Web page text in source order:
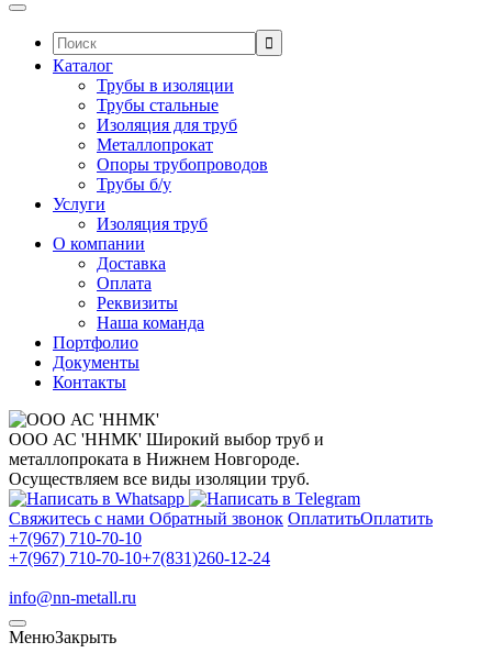
Поиск:
Каталог
Трубы в изоляции
Трубы стальные
Изоляция для труб
Металлопрокат
Опоры трубопроводов
Трубы б/у
Услуги
Изоляция труб
О компании
Доставка
Оплата
Реквизиты
Наша команда
Портфолио
Документы
Контакты
ООО АС 'ННМК' Широкий выбор труб и
металлопроката в Нижнем Новгороде.
Осуществляем все виды изоляции труб.
Свяжитесь с нами Обратный звонок ОплатитьОплатить
+7(967) 710-70-10
+7(967) 710-70-10+7(831)260-12-24
info@nn-metall.ru
МенюЗакрыть